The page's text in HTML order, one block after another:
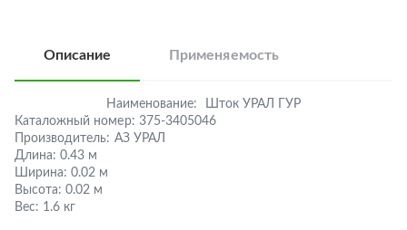
Описание Применяемость
Наименование:
Шток УРАЛ ГУР
Каталожный номер: 375-3405046
Производитель: АЗ УРАЛ
Длина: 0.43 м
Ширина: 0.02 м
Высота: 0.02 м
Вес: 1.6 кг